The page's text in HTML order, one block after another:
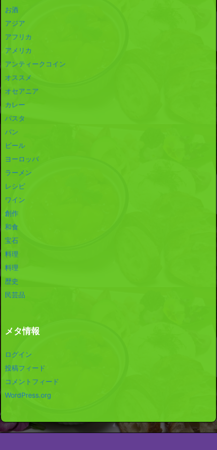
お酒
アジア
アフリカ
アメリカ
アンティークコイン
オススメ
オセアニア
カレー
パスタ
パン
ビール
ヨーロッパ
ラーメン
レシピ
ワイン
創作
和食
宝石
料理
料理
歴史
民芸品
メタ情報
ログイン
投稿フィード
コメントフィード
WordPress.org